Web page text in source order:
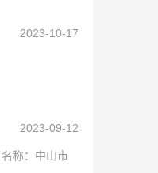
2023-10-17
2023-09-12
称：中山市